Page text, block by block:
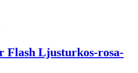
Flash Ljusturkos-rosa-